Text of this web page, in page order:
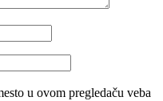
u ovom pregledaču veba